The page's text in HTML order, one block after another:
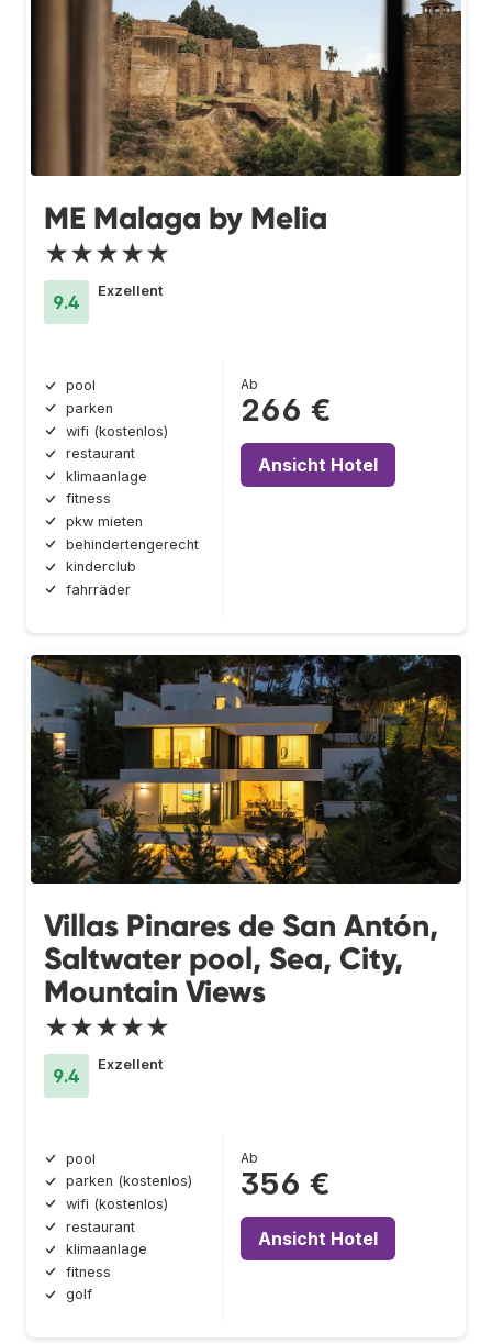
ME Malaga by Melia
★★★★★
9.4
Exzellent
pool
parken
wifi (kostenlos)
restaurant
klimaanlage
fitness
pkw mieten
behindertengerecht
kinderclub
fahrräder
Ab
266 €
Ansicht Hotel
Villas Pinares de San Antón,
Saltwater pool, Sea, City,
Mountain Views
★★★★★
9.4
Exzellent
pool
parken (kostenlos)
wifi (kostenlos)
restaurant
klimaanlage
fitness
golf
Ab
356 €
Ansicht Hotel